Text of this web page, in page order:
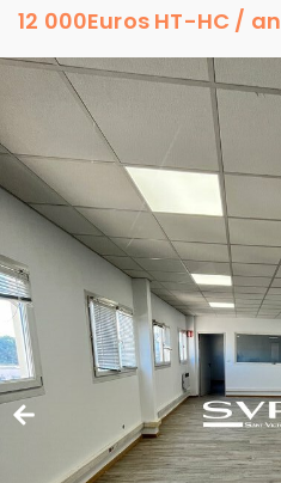
12 000Euros HT-HC / an